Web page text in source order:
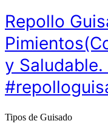
Repollo
y
Tipos de Guisado